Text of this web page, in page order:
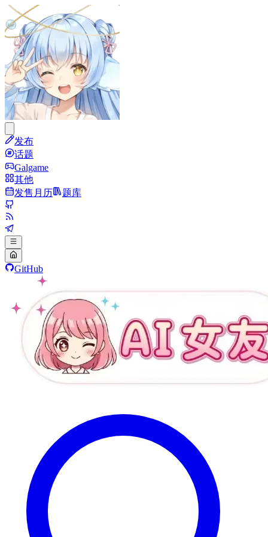
发布
话题
Galgame
其他
发售月历
题库
GitHub